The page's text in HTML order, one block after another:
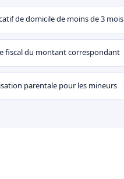
de domicile de moins de 3 mois
fiscal du montant correspondant
parentale pour les mineurs